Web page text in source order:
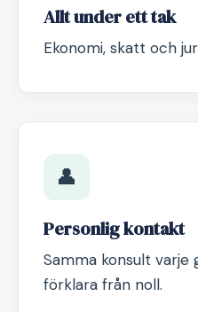
Allt under ett tak
Ekonomi, skatt och
👤
Personlig kontakt
Samma konsult
förklara från noll.